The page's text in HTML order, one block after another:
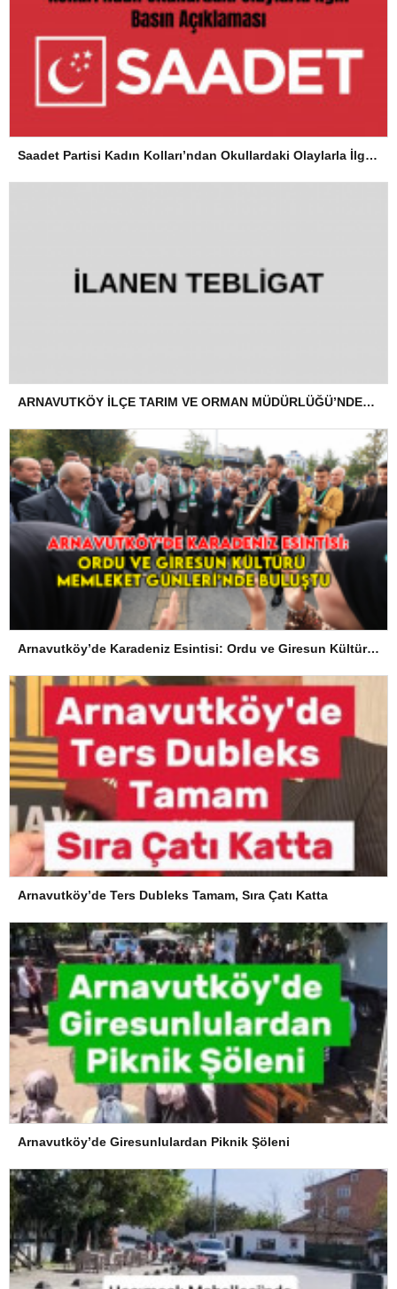
Saadet Partisi Kadın Kolları’ndan Okullardaki Olaylarla İlgili Basın Açıklaması
ARNAVUTKÖY İLÇE TARIM VE ORMAN MÜDÜRLÜĞÜ’NDEN İLANEN TEBLİGAT
Arnavutköy’de Karadeniz Esintisi: Ordu ve Giresun Kültürü Memleket Günleri’nde Buluştu
Arnavutköy’de Ters Dubleks Tamam, Sıra Çatı Katta
Arnavutköy’de Giresunlulardan Piknik Şöleni